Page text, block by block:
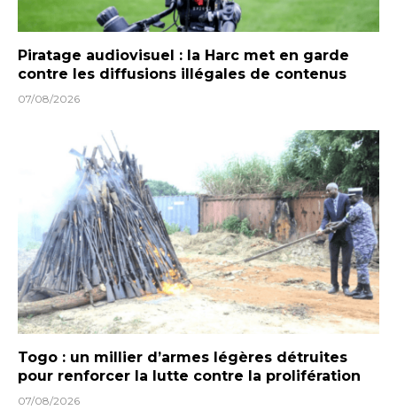
Piratage audiovisuel : la Harc met en garde
contre les diffusions illégales de contenus
07/08/2026
Togo : un millier d’armes légères détruites
pour renforcer la lutte contre la prolifération
07/08/2026